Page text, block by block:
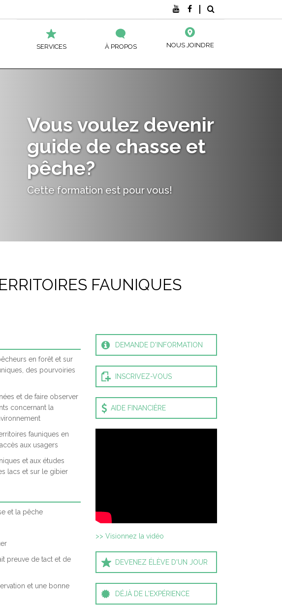
SERVICES
ACCOMPAGNEMENT À L’ÉDUCATION DES ADULTES
RECONNAISSANCE DES ACQUIS ET DES COMPÉTENCES
PERFECTIONNEMENTS DES TRAVAILLEURS
À PROPOS
NOS PUBLICATIONS
NOUS JOINDRE
Vous voulez devenir
guide de chasse et
pêche?
Cette formation est pour vous!
FAUNIQUES
en forêt et sur
des pourvoiries
et de faire observer
concernant la
fauniques en
aux usagers
et aux études
lacs et sur le gibier
et la pêche
preuve de tact et de
et une bonne
DEMANDE D'INFORMATION
INSCRIVEZ-VOUS
AIDE FINANCIÈRE
>> Visionnez la vidéo
DEVENEZ ÉLÈVE D'UN JOUR
DÉJÀ DE L'EXPÉRIENCE